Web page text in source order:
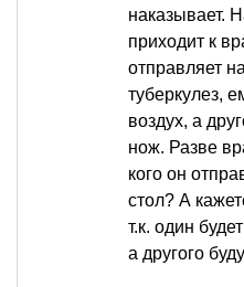
наказывает.
приходит к
отправляет
туберкулез,
воздух, а
нож. Разве
кого он
стол? А
т.к. один
а другого